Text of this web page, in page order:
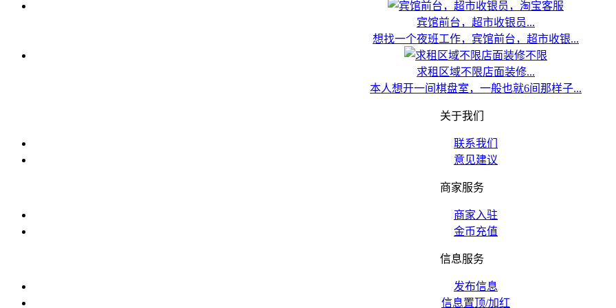
宾馆前台，超市收银员...
想找一个夜班工作，宾馆前台，超市收银...
求租区域不限店面装修...
本人想开一间棋盘室，一般也就6间那样子...
关于我们
联系我们
意见建议
商家服务
商家入驻
金币充值
信息服务
发布信息
信息置顶/加红